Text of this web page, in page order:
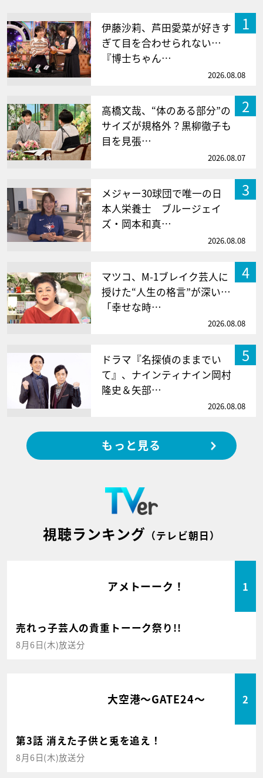
1
伊藤沙莉、芦田愛菜が好きす
ぎて目を合わせられない…
『博士ちゃん…
2026.08.08
2
高橋文哉、“体のある部分”の
サイズが規格外？黒柳徹子も
目を見張…
2026.08.07
3
メジャー30球団で唯一の日
本人栄養士 ブルージェイ
ズ・岡本和真…
2026.08.08
4
マツコ、M-1ブレイク芸人に
授けた“人生の格言”が深い…
「幸せな時…
2026.08.08
5
ドラマ『名探偵のままでい
て』、ナインティナイン岡村
隆史＆矢部…
2026.08.08
もっと見る
視聴ランキング （テレビ朝日）
アメトーーク！ 1
売れっ子芸人の貴重トーーク祭り!!
8月6日(木)放送分
大空港～GATE24～ 2
第3話 消えた子供と兎を追え！
8月6日(木)放送分